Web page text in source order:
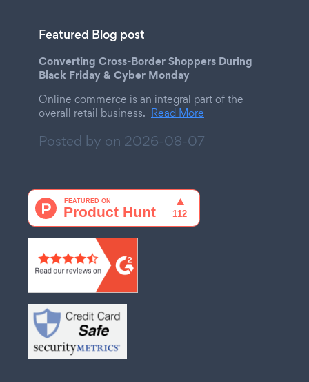
Featured Blog post
Converting Cross-Border Shoppers During
Black Friday & Cyber Monday
Online commerce is an integral part of the
overall retail business. Read More
Posted by on 2026-08-07